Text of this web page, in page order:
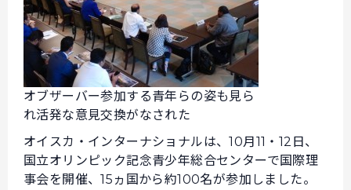
オブザーバー参加する青年らの姿も見ら
れ活発な意見交換がなされた
オイスカ・インターナショナルは、10月11・12日、
国立オリンピック記念青少年総合センターで国際理
事会を開催、15ヵ国から約100名が参加しました。